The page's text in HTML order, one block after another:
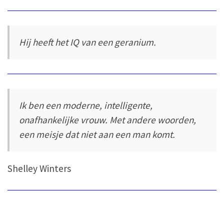
Hij heeft het IQ van een geranium.
Ik ben een moderne, intelligente,
onafhankelijke vrouw. Met andere woorden,
een meisje dat niet aan een man komt.
Shelley Winters